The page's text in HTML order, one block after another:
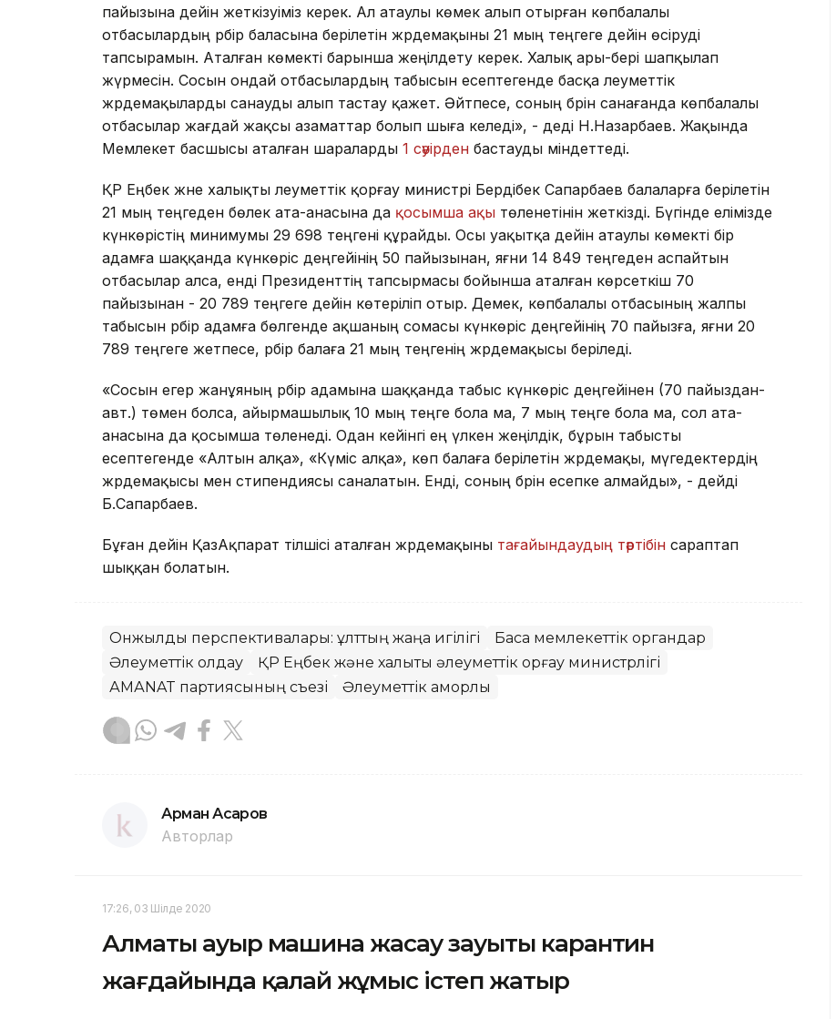
пайызына дейін жеткізуіміз керек. Ал атаулы көмек алып отырған көпбалалы
отбасылардың әрбір баласына берілетін жәрдемақыны 21 мың теңгеге дейін өсіруді
тапсырамын. Аталған көмекті барынша жеңілдету керек. Халық ары-бері шапқылап
жүрмесін. Сосын ондай отбасылардың табысын есептегенде басқа әлеуметтік
жәрдемақыларды санауды алып тастау қажет. Әйтпесе, соның бәрін санағанда көпбалалы
отбасылар жағдай жақсы азаматтар болып шыға келеді», - деді Н.Назарбаев. Жақында
Мемлекет басшысы аталған шараларды 1 сәуірден бастауды міндеттеді.
ҚР Еңбек және xалықты әлеуметтік қорғау министрі Бердібек Сапарбаев балаларға берілетін
21 мың теңгеден бөлек ата-анасына да қосымша ақы төленетінін жеткізді. Бүгінде елімізде
күнкөрістің минимумы 29 698 теңгені құрайды. Осы уақытқа дейін атаулы көмекті бір
адамға шаққанда күнкөріс деңгейінің 50 пайызынан, яғни 14 849 теңгеден аспайтын
отбасылар алса, енді Президенттің тапсырмасы бойынша аталған көрсеткіш 70
пайызынан - 20 789 теңгеге дейін көтеріліп отыр. Демек, көпбалалы отбасының жалпы
табысын әрбір адамға бөлгенде ақшаның сомасы күнкөріс деңгейінің 70 пайызға, яғни 20
789 теңгеге жетпесе, әрбір балаға 21 мың теңгенің жәрдемақысы беріледі.
«Сосын егер жанұяның әрбір адамына шаққанда табыс күнкөріс деңгейінен (70 пайыздан-
авт.) төмен болса, айырмашылық 10 мың теңге бола ма, 7 мың теңге бола ма, сол ата-
анасына да қосымша төленеді. Одан кейінгі ең үлкен жеңілдік, бұрын табысты
есептегенде «Алтын алқа», «Күміс алқа», көп балаға берілетін жәрдемақы, мүгедектердің
жәрдемақысы мен стипендиясы саналатын. Енді, соның бәрін есепке алмайды», - дейді
Б.Сапарбаев.
Бұған дейін ҚазАқпарат тілшісі аталған жәрдемақыны тағайындаудың тәртібін сараптап
шыққан болатын.
Онжылдық перспективалары: ұлттың жаңа игілігі
Басқа мемлекеттік органдар
Әлеуметтік қолдау
ҚР Еңбек және халықты әлеуметтік қорғау министрлігі
АМАNAT партиясының съезі
Әлеуметтік қамқорлық
Арман Асқаров
Авторлар
17:26, 03 Шілде 2020
Алматы ауыр машина жасау зауыты карантин
жағдайында қалай жұмыс істеп жатыр